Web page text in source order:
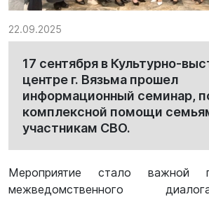
22.09.2025
17 сентября в Культурно-
центре г. Вязьма прошел
информационный семинар,
комплексной помощи
участникам СВО.
Мероприятие стало важной
межведомственного